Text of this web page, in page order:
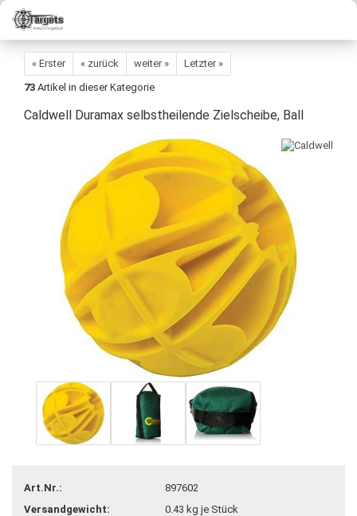
« Erster « zurück weiter »
Letzter »
73 Artikel in dieser Kategorie
Caldwell Duramax selbstheilende Zielscheibe, Ball
Art.Nr.:
897602
Versandgewicht:
0.43 kg je Stück